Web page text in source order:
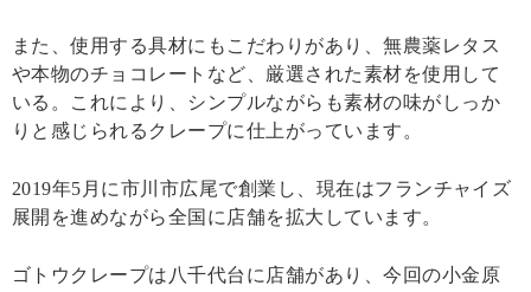
また、使用する具材にもこだわりがあり、無農薬レタス
や本物のチョコレートなど、厳選された素材を使用して
いる。これにより、シンプルながらも素材の味がしっか
りと感じられるクレープに仕上がっています。
2019年5月に市川市広尾で創業し、現在はフランチャイズ
展開を進めながら全国に店舗を拡大しています。
ゴトウクレープは八千代台に店舗があり、今回の小金原